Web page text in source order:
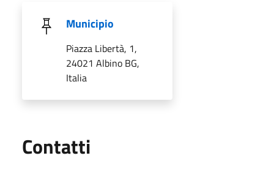
Municipio
Piazza Libertà, 1,
24021 Albino BG,
Italia
Contatti